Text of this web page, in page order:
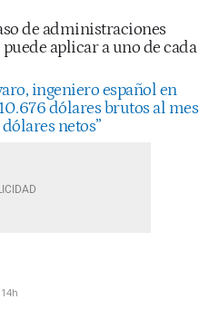
de administraciones
aplicar a uno de cada
ingeniero español en
dólares brutos al mes
netos”